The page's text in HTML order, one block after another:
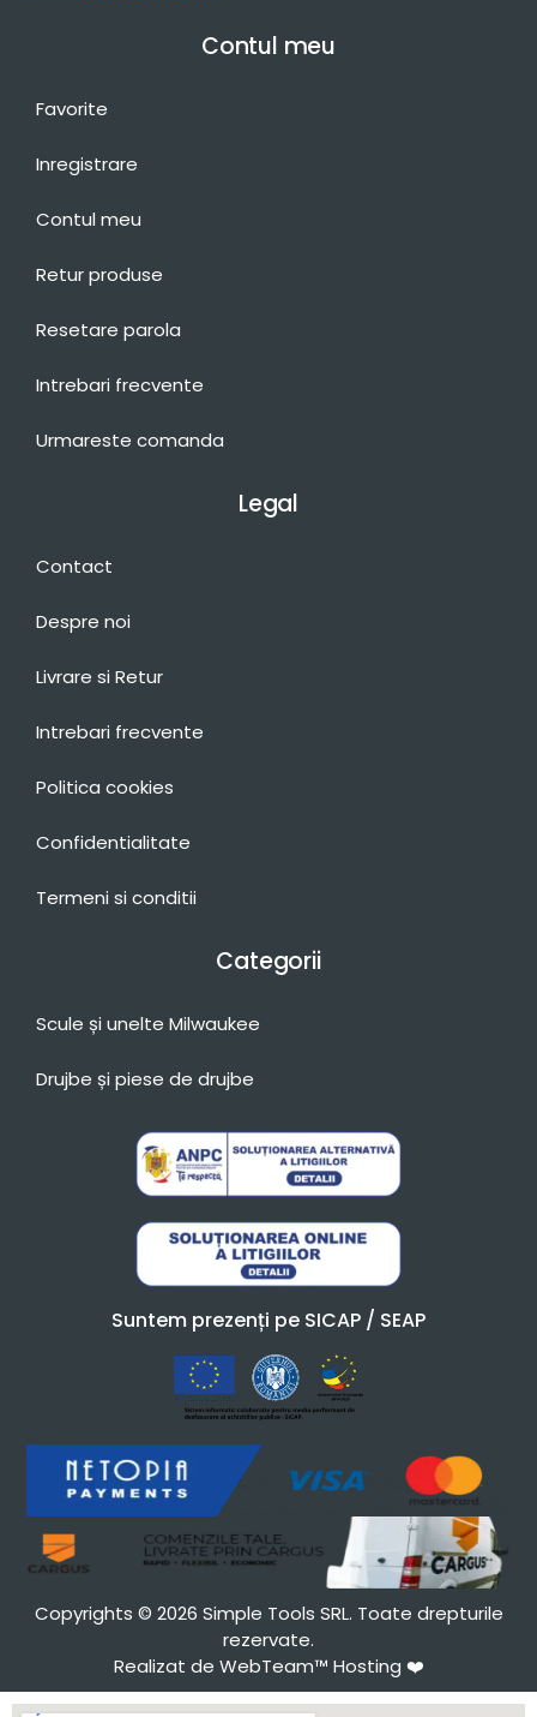
Contul meu
Favorite
Inregistrare
Contul meu
Retur produse
Resetare parola
Intrebari frecvente
Urmareste comanda
Legal
Contact
Despre noi
Livrare si Retur
Intrebari frecvente
Politica cookies
Confidentialitate
Termeni si conditii
Categorii
Scule și unelte Milwaukee
Drujbe și piese de drujbe
Suntem prezenți pe SICAP / SEAP
Copyrights © 2026 Simple Tools SRL. Toate drepturile
rezervate.
Realizat de WebTeam™ Hosting ❤️